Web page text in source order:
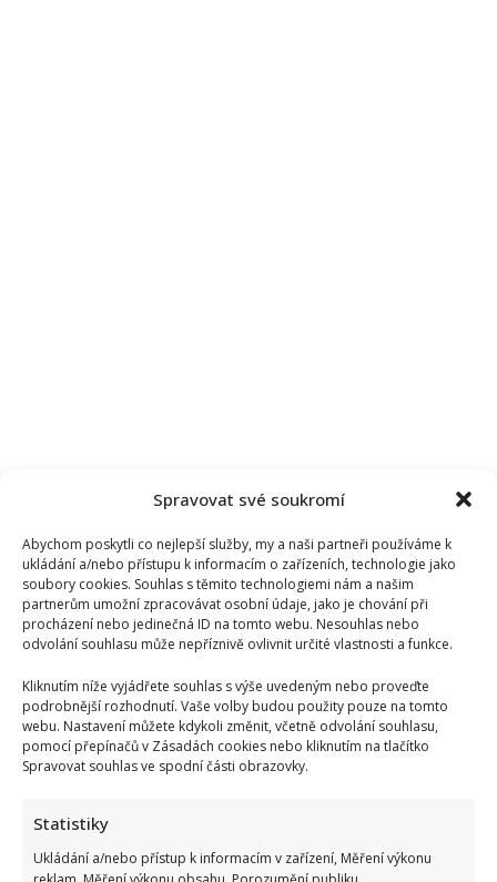
Spravovat své soukromí
Abychom poskytli co nejlepší služby, my a naši partneři používáme k
ukládání a/nebo přístupu k informacím o zařízeních, technologie jako
soubory cookies. Souhlas s těmito technologiemi nám a našim
partnerům umožní zpracovávat osobní údaje, jako je chování při
procházení nebo jedinečná ID na tomto webu. Nesouhlas nebo
odvolání souhlasu může nepříznivě ovlivnit určité vlastnosti a funkce.
Kliknutím níže vyjádřete souhlas s výše uvedeným nebo proveďte
podrobnější rozhodnutí. Vaše volby budou použity pouze na tomto
webu. Nastavení můžete kdykoli změnit, včetně odvolání souhlasu,
pomocí přepínačů v Zásadách cookies nebo kliknutím na tlačítko
Spravovat souhlas ve spodní části obrazovky.
Statistiky
Ukládání a/nebo přístup k informacím v zařízení, Měření výkonu